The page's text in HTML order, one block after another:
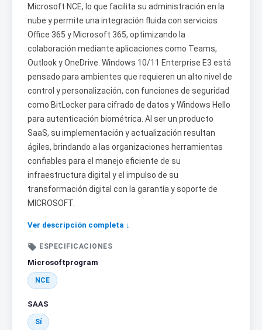
Microsoft NCE, lo que facilita su administración en la
nube y permite una integración fluida con servicios
Office 365 y Microsoft 365, optimizando la
colaboración mediante aplicaciones como Teams,
Outlook y OneDrive. Windows 10/11 Enterprise E3 está
pensado para ambientes que requieren un alto nivel de
control y personalización, con funciones de seguridad
como BitLocker para cifrado de datos y Windows Hello
para autenticación biométrica. Al ser un producto
SaaS, su implementación y actualización resultan
ágiles, brindando a las organizaciones herramientas
confiables para el manejo eficiente de su
infraestructura digital y el impulso de su
transformación digital con la garantía y soporte de
MICROSOFT.
Ver descripción completa ↓
 ESPECIFICACIONES
Microsoftprogram
NCE
SAAS
Sí